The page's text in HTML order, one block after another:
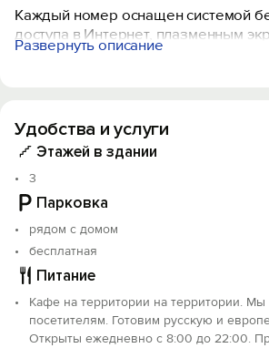
Каждый номер оснащен системой
доступа в Интернет, плазменным
индивидуальной системой
Все номера содержат разную
колорит, европейский шарм и
приятный сюрприз! Во всех номерах
эксклюзивная мебель, а их
самым высоким требованиям.
У нас созданы все условия для
в кругу родных и близких, а также
работы с партнерами.
Развернуть описание
Удобства и услуги
Этажей в здании
3
Парковка
рядом с домом
бесплатная
Питание
Кафе на территории на территории.
посетителям. Готовим русскую и
Открыты ежедневно с 8:00 до 22:00.